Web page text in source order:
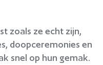
zoals ze echt zijn,
doopceremonies en
snel op hun gemak.